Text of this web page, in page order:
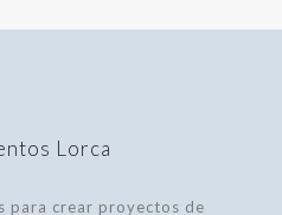
Lorca
para crear proyectos de